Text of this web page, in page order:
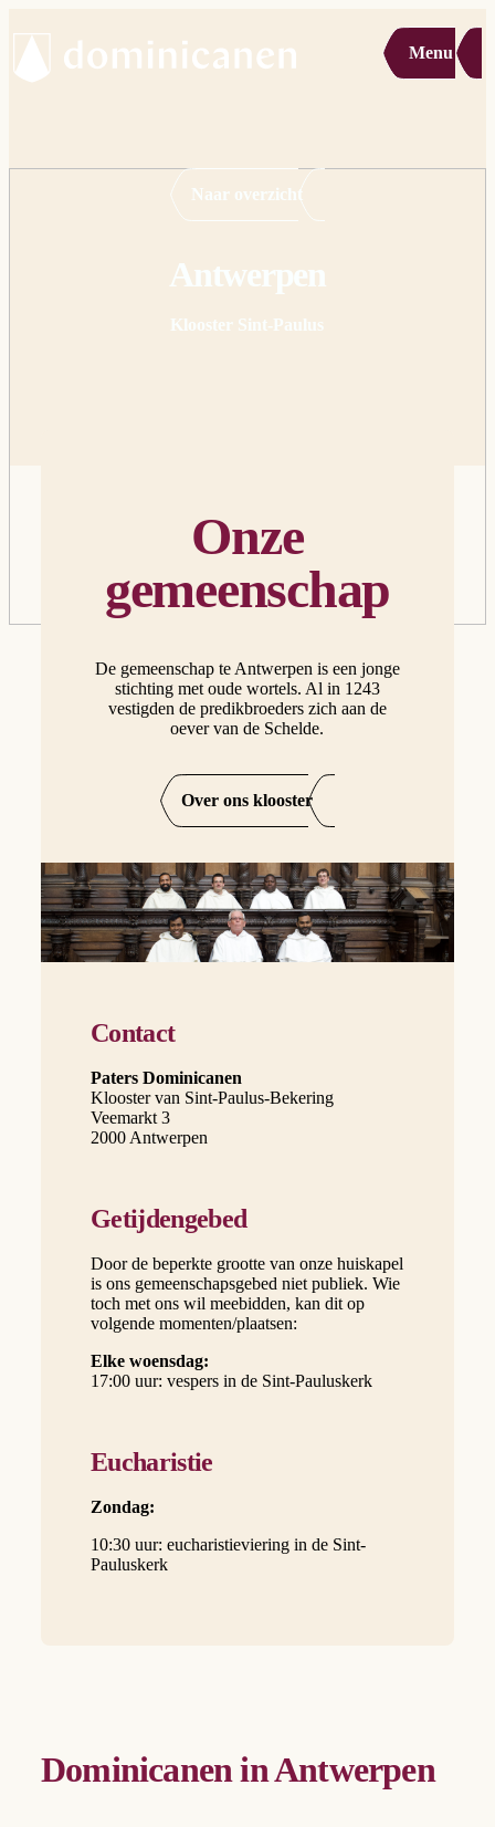
Menu
Naar overzicht
Antwerpen
Klooster Sint-Paulus
Onze
gemeenschap
De gemeenschap te Antwerpen is een jonge
stichting met oude wortels. Al in 1243
vestigden de predikbroeders zich aan de
oever van de Schelde.
Over ons klooster
Contact
Paters Dominicanen
Klooster van Sint-Paulus-Bekering
Veemarkt 3
2000 Antwerpen
Getijdengebed
Door de beperkte grootte van onze huiskapel
is ons gemeenschapsgebed niet publiek. Wie
toch met ons wil meebidden, kan dit op
volgende momenten/plaatsen:
Elke woensdag:
17:00 uur: vespers in de Sint-Pauluskerk
Eucharistie
Zondag:
10:30 uur: eucharistieviering in de Sint-
Pauluskerk
Dominicanen in Antwerpen